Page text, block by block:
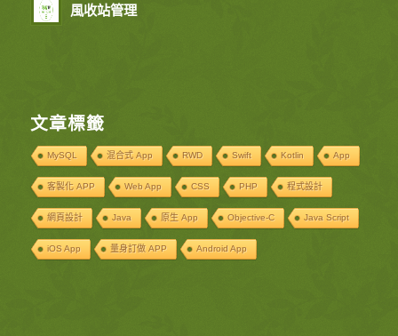
風收站管理
文章標籤
MySQL 混合式 App RWD Swift Kotlin App
客製化 APP Web App CSS PHP 程式設計
網頁設計 Java 原生 App Objective-C Java Script
iOS App 量身訂做 APP Android App